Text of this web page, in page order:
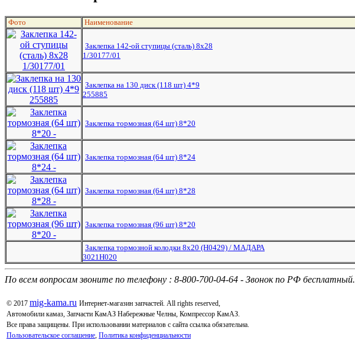
Фото Наименование
Заклепка 142-ой ступицы (сталь) 8х28
1/30177/01
Заклепка на 130 диск (118 шт) 4*9
255885
Заклепка тормозная (64 шт) 8*20
Заклепка тормозная (64 шт) 8*24
Заклепка тормозная (64 шт) 8*28
Заклепка тормозная (96 шт) 8*20
Заклепка тормозной колодки 8х20 (Н0429) / МАДАРА
3021Н020
По всем вопросам звоните по телефону : 8-800-700-04-64 - Звонок по РФ бесплатный.
© 2017 mig-kama.ru Интернет-магазин запчастей. All rights reserved,
Автомобили камаз, Запчасти КамАЗ Набережные Челны, Компрессор КамАЗ.
Все права защищены. При использовании материалов с сайта ссылка обязательна.
Пользовательское соглашение, Политика конфиденциальности